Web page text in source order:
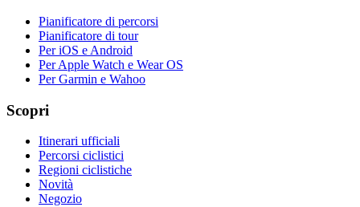
Pianificatore di percorsi
Pianificatore di tour
Per iOS e Android
Per Apple Watch e Wear OS
Per Garmin e Wahoo
Scopri
Itinerari ufficiali
Percorsi ciclistici
Regioni ciclistiche
Novità
Negozio